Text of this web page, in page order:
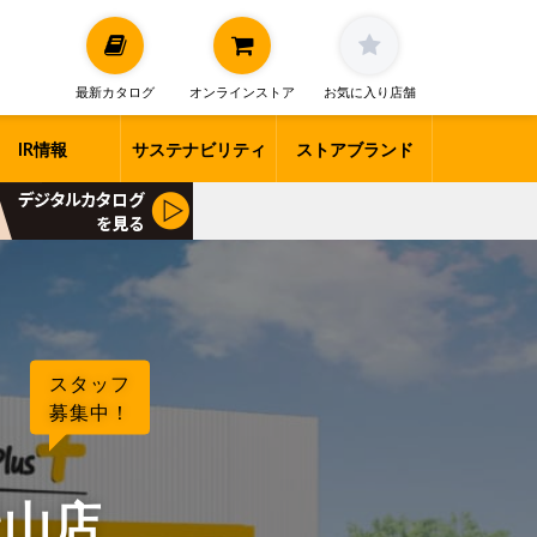
最新カタログ オンラインストア お気に入り店舗
IR情報 サステナビリティ ストアブランド
スタッフ
募集中！
店